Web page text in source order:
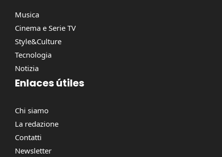
Musica
Cinema e Serie TV
Style&Culture
Tecnologia
Notizia
Enlaces útiles
Chi siamo
La redazione
Contatti
Newsletter